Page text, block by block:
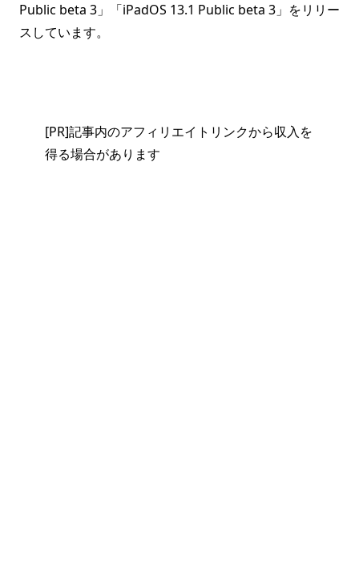
Public beta 3」「iPadOS 13.1 Public beta 3」をリリー
スしています。
[PR]記事内のアフィリエイトリンクから収入を
得る場合があります